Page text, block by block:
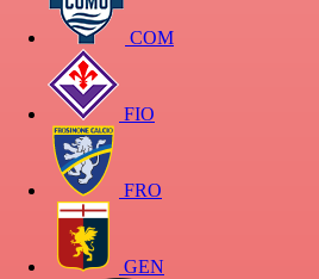
COM
FIO
FRO
GEN